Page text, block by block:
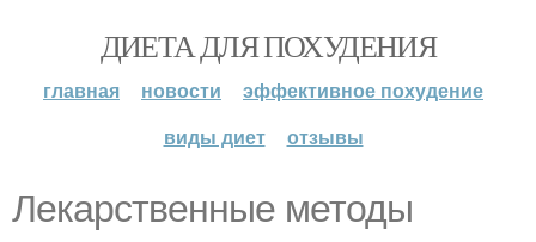
ДИЕТА ДЛЯ ПОХУДЕНИЯ
главная новости
эффективное похудение
виды диет
отзывы
Лекарственные методы